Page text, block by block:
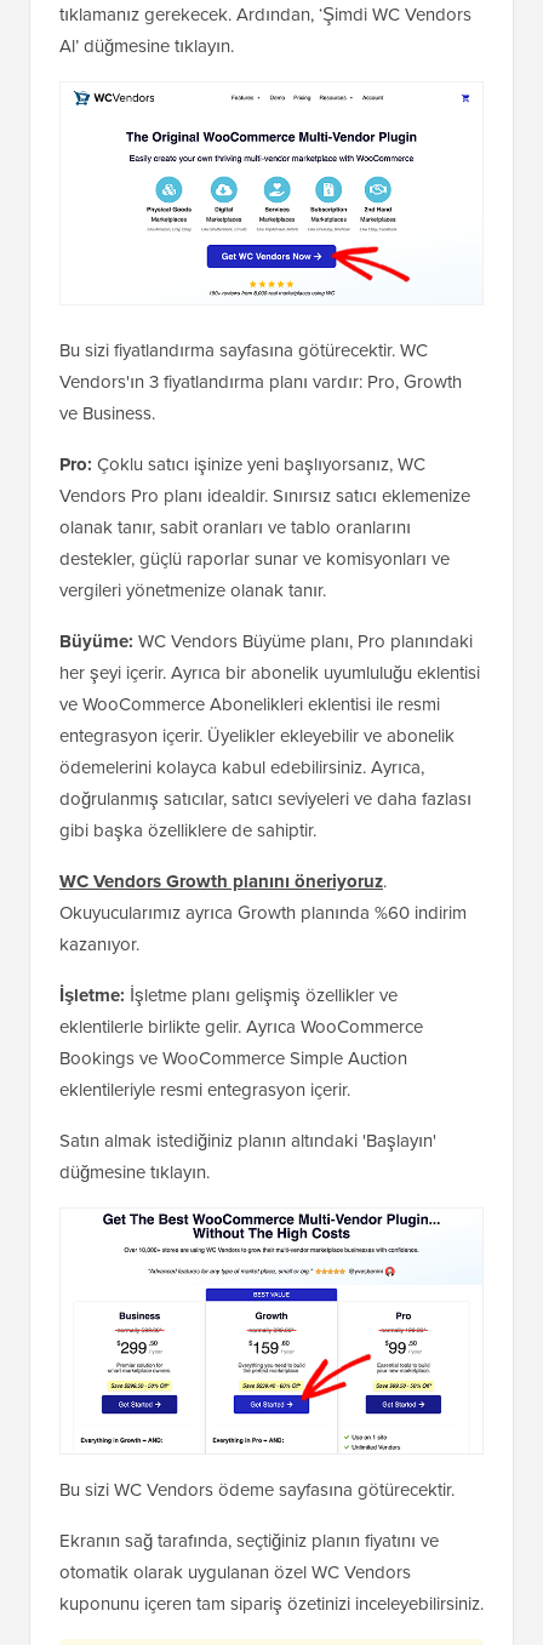
tıklamanız gerekecek. Ardından, ‘Şimdi WC Vendors
Al’ düğmesine tıklayın.
Bu sizi fiyatlandırma sayfasına götürecektir. WC
Vendors'ın 3 fiyatlandırma planı vardır: Pro, Growth
ve Business.
Pro: Çoklu satıcı işinize yeni başlıyorsanız, WC
Vendors Pro planı idealdir. Sınırsız satıcı eklemenize
olanak tanır, sabit oranları ve tablo oranlarını
destekler, güçlü raporlar sunar ve komisyonları ve
vergileri yönetmenize olanak tanır.
Büyüme: WC Vendors Büyüme planı, Pro planındaki
her şeyi içerir. Ayrıca bir abonelik uyumluluğu eklentisi
ve WooCommerce Abonelikleri eklentisi ile resmi
entegrasyon içerir. Üyelikler ekleyebilir ve abonelik
ödemelerini kolayca kabul edebilirsiniz. Ayrıca,
doğrulanmış satıcılar, satıcı seviyeleri ve daha fazlası
gibi başka özelliklere de sahiptir.
WC Vendors Growth planını öneriyoruz.
Okuyucularımız ayrıca Growth planında %60 indirim
kazanıyor.
İşletme: İşletme planı gelişmiş özellikler ve
eklentilerle birlikte gelir. Ayrıca WooCommerce
Bookings ve WooCommerce Simple Auction
eklentileriyle resmi entegrasyon içerir.
Satın almak istediğiniz planın altındaki 'Başlayın'
düğmesine tıklayın.
Bu sizi WC Vendors ödeme sayfasına götürecektir.
Ekranın sağ tarafında, seçtiğiniz planın fiyatını ve
otomatik olarak uygulanan özel WC Vendors
kuponunu içeren tam sipariş özetinizi inceleyebilirsiniz.